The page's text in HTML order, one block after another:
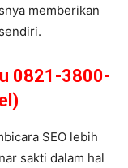
memberikan
0821-3800-
SEO lebih
sakti dalam hal